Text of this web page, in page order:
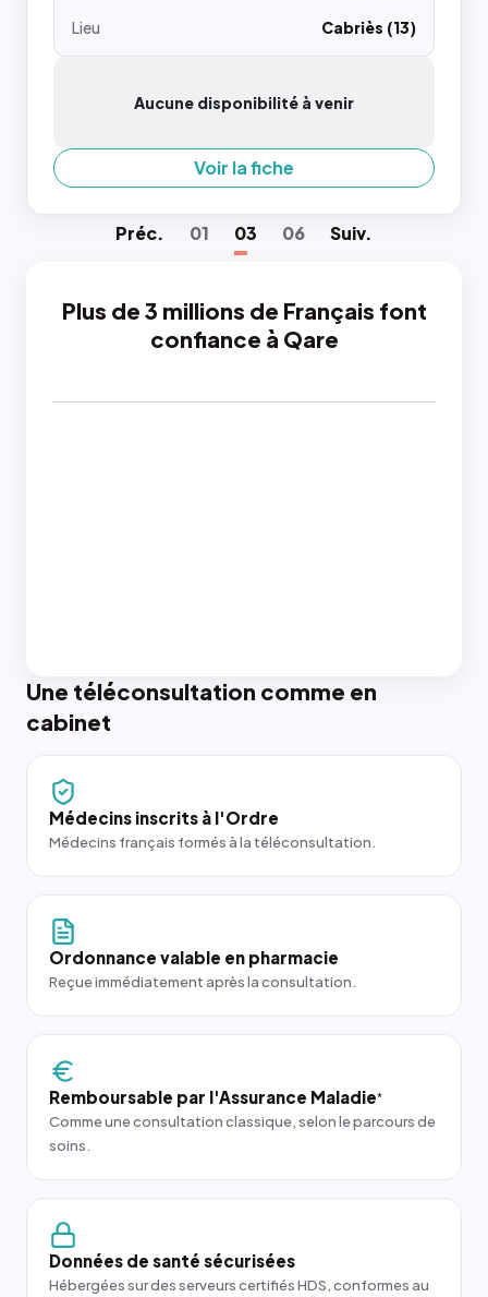
Lieu
Cabriès (13)
Aucune disponibilité à venir
Voir la fiche
Préc. 01 03 06 Suiv.
Plus de 3 millions de Français font
confiance à Qare
Une téléconsultation comme en
cabinet
Médecins inscrits à l'Ordre
Médecins français formés à la téléconsultation.
Ordonnance valable en pharmacie
Reçue immédiatement après la consultation.
Remboursable par l'Assurance Maladie*
Comme une consultation classique, selon le parcours de
soins.
Données de santé sécurisées
Hébergées sur des serveurs certifiés HDS, conformes au